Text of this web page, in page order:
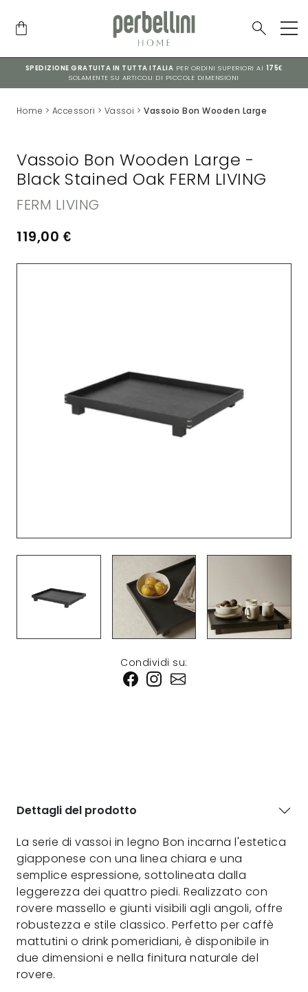
SPEDIZIONE GRATUITA IN TUTTA ITALIA PER ORDINI SUPERIORI AI 175€
SOLAMENTE SU ARTICOLI DI PICCOLE DIMENSIONI
Home > Accessori > Vassoi > Vassoio Bon Wooden Large
Condividi su:
Vassoio Bon Wooden Large -
Black Stained Oak FERM LIVING
FERM LIVING
119,00 €
Dettagli del prodotto
La serie di vassoi in legno Bon incarna l'estetica
giapponese con una linea chiara e una
semplice espressione, sottolineata dalla
leggerezza dei quattro piedi. Realizzato con
rovere massello e giunti visibili agli angoli, offre
robustezza e stile classico. Perfetto per caffè
mattutini o drink pomeridiani, è disponibile in
due dimensioni e nella finitura naturale del
rovere.